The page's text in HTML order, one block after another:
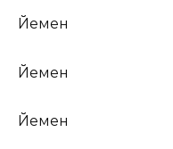
Йемен
Йемен
Йемен